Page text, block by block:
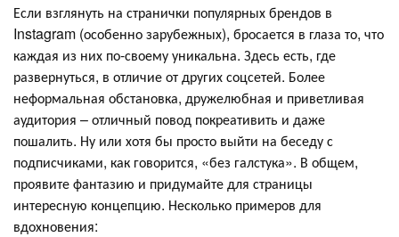
Если взглянуть на странички популярных брендов в
Instagram (особенно зарубежных), бросается в глаза то, что
каждая из них по-своему уникальна. Здесь есть, где
развернуться, в отличие от других соцсетей. Более
неформальная обстановка, дружелюбная и приветливая
аудитория – отличный повод покреативить и даже
пошалить. Ну или хотя бы просто выйти на беседу с
подписчиками, как говорится, «без галстука». В общем,
проявите фантазию и придумайте для страницы
интересную концепцию. Несколько примеров для
вдохновения: